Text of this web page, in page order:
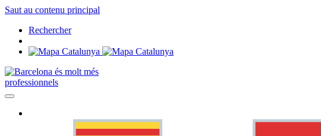
Saut au contenu principal
Rechercher
professionnels